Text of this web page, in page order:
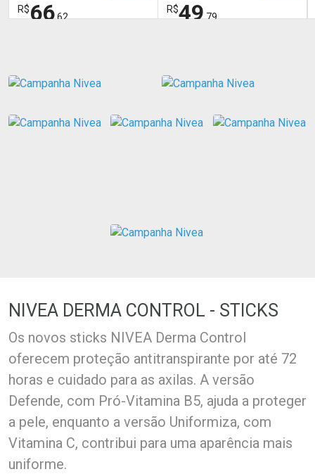
R$66,62
Comprar sem Desconto
Comprar sem Desconto
R$49,79
Comprar sem Desconto
Comprar sem Desconto
NIVEA DERMA CONTROL - STICKS
Os novos sticks NIVEA Derma Control
oferecem proteção antitranspirante por até 72
horas e cuidado para as axilas. A versão
Defende, com Pró-Vitamina B5, ajuda a proteger
a pele, enquanto a versão Uniformiza, com
Vitamina C, contribui para uma aparência mais
uniforme.